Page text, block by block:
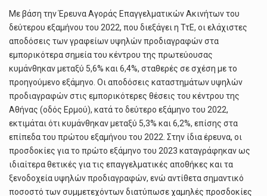
Με βάση την Έρευνα Αγοράς Επαγγελματικών Ακινήτων του
δεύτερου εξαμήνου του 2022, που διεξάγει η ΤτΕ, οι ελάχιστες
αποδόσεις των γραφείων υψηλών προδιαγραφών στα
εμπορικότερα σημεία του κέντρου της πρωτεύουσας
κυμάνθηκαν μεταξύ 5,6% και 6,4%, σταθερές σε σχέση με το
προηγούμενο εξάμηνο. Οι αποδόσεις καταστημάτων υψηλών
προδιαγραφών στις εμπορικότερες θέσεις του κέντρου της
Αθήνας (οδός Ερμού), κατά το δεύτερο εξάμηνο του 2022,
εκτιμάται ότι κυμάνθηκαν μεταξύ 5,3% και 6,2%, επίσης στα
επίπεδα του πρώτου εξαμήνου του 2022. Στην ίδια έρευνα, οι
προσδοκίες για το πρώτο εξάμηνο του 2023 καταγράφηκαν ως
ιδιαίτερα θετικές για τις επαγγελματικές αποθήκες και τα
ξενοδοχεία υψηλών προδιαγραφών, ενώ αντίθετα σημαντικό
ποσοστό των συμμετεχόντων διατύπωσε χαμηλές προσδοκίες